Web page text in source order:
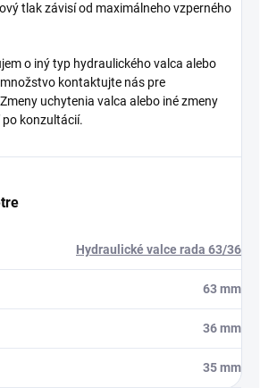
tlak závisí od maximálneho vzperného
o iný typ hydraulického valca alebo
kontaktujte nás pre
uchytenia valca alebo iné zmeny
po konzultácií.
Hydraulické valce rada 63/36
63 mm
36 mm
35 mm